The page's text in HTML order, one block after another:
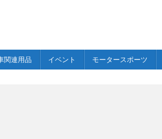
関連用品 イベント モータースポーツ